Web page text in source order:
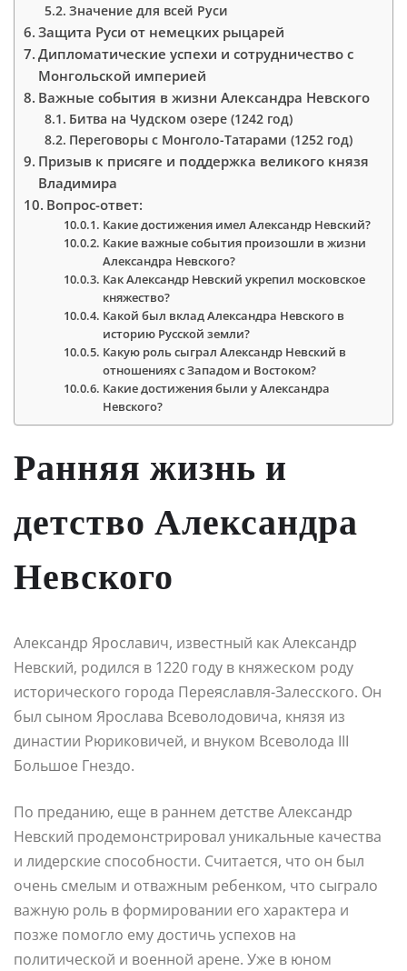
Значение для всей Руси
Защита Руси от немецких рыцарей
Дипломатические успехи и сотрудничество с
Монгольской империей
Важные события в жизни Александра Невского
Битва на Чудском озере (1242 год)
Переговоры с Монголо-Татарами (1252 год)
Призыв к присяге и поддержка великого князя
Владимира
Вопрос-ответ:
Какие достижения имел Александр Невский?
Какие важные события произошли в жизни
Александра Невского?
Как Александр Невский укрепил московское
княжество?
Какой был вклад Александра Невского в
историю Русской земли?
Какую роль сыграл Александр Невский в
отношениях с Западом и Востоком?
Какие достижения были у Александра
Невского?
Ранняя жизнь и
детство Александра
Невского
Александр Ярославич, известный как Александр
Невский, родился в 1220 году в княжеском роду
исторического города Переяславля-Залесского. Он
был сыном Ярослава Всеволодовича, князя из
династии Рюриковичей, и внуком Всеволода III
Большое Гнездо.
По преданию, еще в раннем детстве Александр
Невский продемонстрировал уникальные качества
и лидерские способности. Считается, что он был
очень смелым и отважным ребенком, что сыграло
важную роль в формировании его характера и
позже помогло ему достичь успехов на
политической и военной арене. Уже в юном